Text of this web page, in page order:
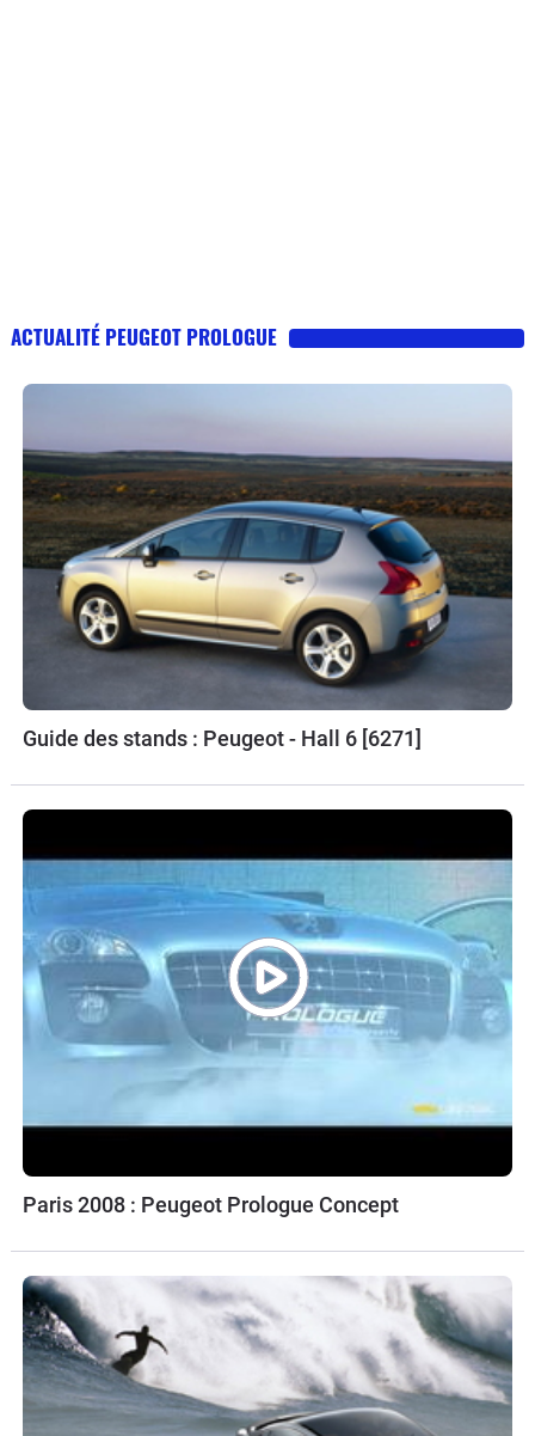
ACTUALITÉ PEUGEOT PROLOGUE
Guide des stands : Peugeot - Hall 6 [6271]
Paris 2008 : Peugeot Prologue Concept